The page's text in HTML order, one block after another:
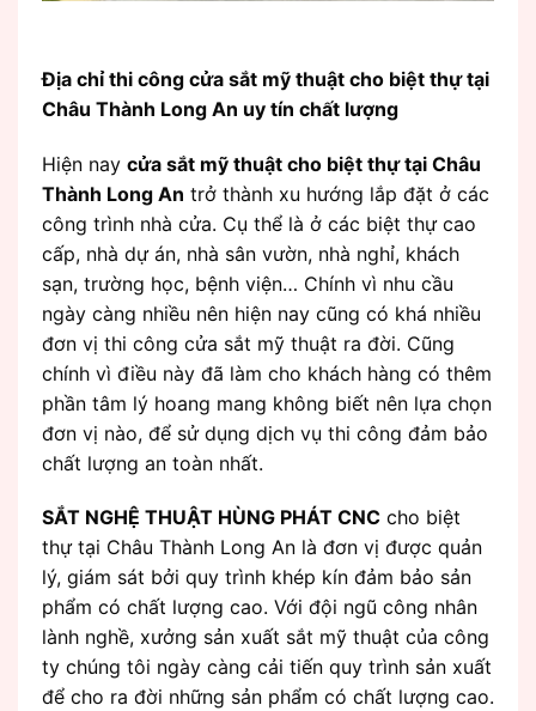
Địa chỉ thi công cửa sắt mỹ thuật cho biệt thự tại
Châu Thành Long An uy tín chất lượng
Hiện nay cửa sắt mỹ thuật cho biệt thự tại Châu
Thành Long An trở thành xu hướng lắp đặt ở các
công trình nhà cửa. Cụ thể là ở các biệt thự cao
cấp, nhà dự án, nhà sân vườn, nhà nghỉ, khách
sạn, trường học, bệnh viện… Chính vì nhu cầu
ngày càng nhiều nên hiện nay cũng có khá nhiều
đơn vị thi công cửa sắt mỹ thuật ra đời. Cũng
chính vì điều này đã làm cho khách hàng có thêm
phần tâm lý hoang mang không biết nên lựa chọn
đơn vị nào, để sử dụng dịch vụ thi công đảm bảo
chất lượng an toàn nhất.
SẮT NGHỆ THUẬT HÙNG PHÁT CNC cho biệt
thự tại Châu Thành Long An là đơn vị được quản
lý, giám sát bởi quy trình khép kín đảm bảo sản
phẩm có chất lượng cao. Với đội ngũ công nhân
lành nghề, xưởng sản xuất sắt mỹ thuật của công
ty chúng tôi ngày càng cải tiến quy trình sản xuất
để cho ra đời những sản phẩm có chất lượng cao.